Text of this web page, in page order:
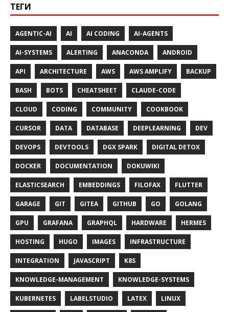
ТЕГИ
AGENTIC-AI AI AI CODING AI-AGENTS
AI-SYSTEMS ALERTING ANACONDA ANDROID
API ARCHITECTURE AWS AWS AMPLIFY BACKUP
BASH BOTS CHEATSHEET CLAUDE-CODE
CLOUD CODING COMMUNITY COOKBOOK
CURSOR DATA DATABASE DEEPLEARNING DEV
DEVOPS DEVTOOLS DGX SPARK DIGITAL DETOX
DOCKER DOCUMENTATION DOKUWIKI
ELASTICSEARCH EMBEDDINGS FILOFAX FLUTTER
GARAGE GIT GITEA GITHUB GO GOLANG
GPU GRAFANA GRAPHQL HARDWARE HERMES
HOSTING HUGO IMAGES INFRASTRUCTURE
INTEGRATION JAVASCRIPT K8S
KNOWLEDGE-MANAGEMENT KNOWLEDGE-SYSTEMS
KUBERNETES LABELSTUDIO LATEX LINUX